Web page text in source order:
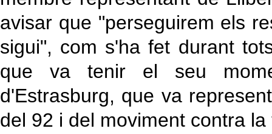
avisar que "perseguirem els
sigui", com s'ha fet durant
que va tenir el seu
d'Estrasburg, que va
del 92 i del moviment contra la